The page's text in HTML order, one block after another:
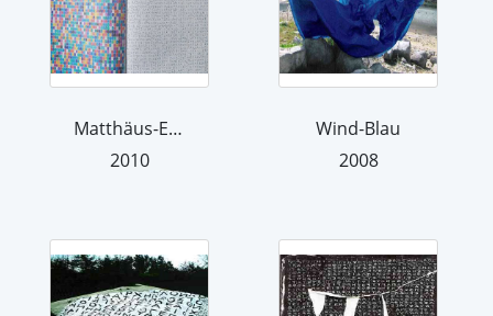
Matthäus-Evangelium
2010
Wind-Blau
2008